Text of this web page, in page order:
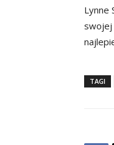
Lynne
swojej
TAGI